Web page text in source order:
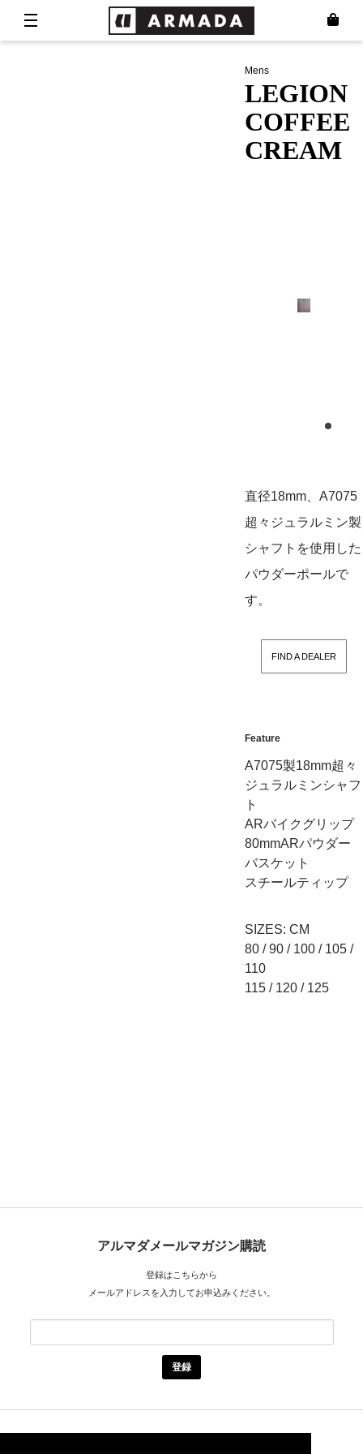
Mens
LEGION
COFFEE
CREAM
直径18mm、A7075
超々ジュラルミン製
シャフトを使用した
パウダーポールで
す。
FIND A DEALER
Feature
A7075製18mm超々
ジュラルミンシャフ
ト
ARバイクグリップ
80mmARパウダー
バスケット
スチールティップ
SIZES: CM
80 / 90 / 100 / 105 /
110
115 / 120 / 125
アルマダメールマガジン購読
登録はこちらから
メールアドレスを入力してお申込みください。